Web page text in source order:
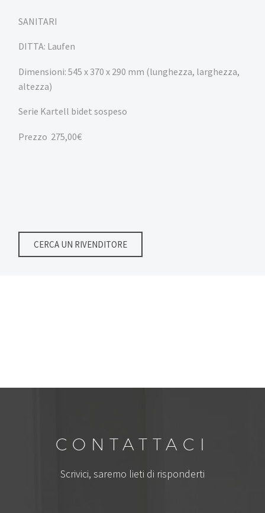
SANITARI
DITTA: Laufen
Dimensioni: 545 x 370 x 290 mm (lunghezza, larghezza,
altezza)
Serie Kartell bidet sospeso
Prezzo 275,00€
CERCA UN RIVENDITORE
CONTATTACI
Scrivici, saremo lieti di risponderti